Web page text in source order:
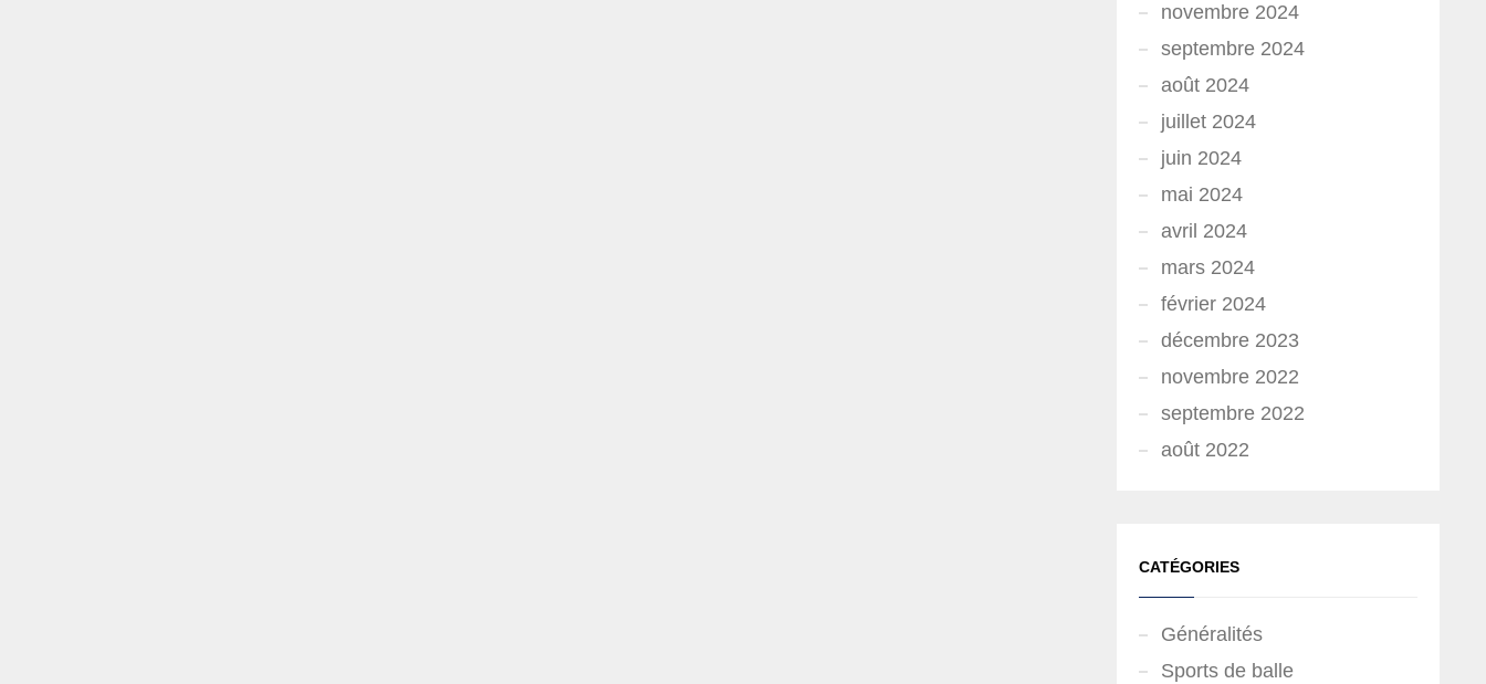
novembre 2024
septembre 2024
août 2024
juillet 2024
juin 2024
mai 2024
avril 2024
mars 2024
février 2024
décembre 2023
novembre 2022
septembre 2022
août 2022
CATÉGORIES
Généralités
Sports de balle